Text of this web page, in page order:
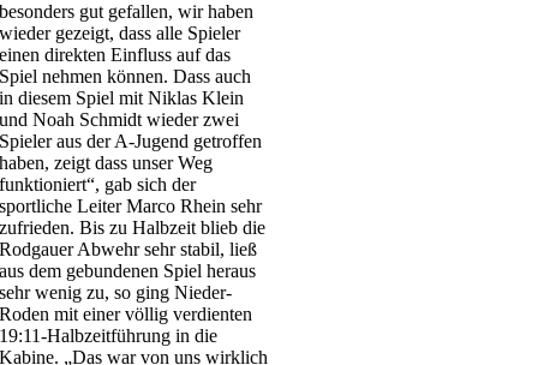
besonders gut gefallen, wir haben
wieder gezeigt, dass alle Spieler
einen direkten Einfluss auf das
Spiel nehmen können. Dass auch
in diesem Spiel mit Niklas Klein
und Noah Schmidt wieder zwei
Spieler aus der A-Jugend getroffen
haben, zeigt dass unser Weg
funktioniert“, gab sich der
sportliche Leiter Marco Rhein sehr
zufrieden. Bis zu Halbzeit blieb die
Rodgauer Abwehr sehr stabil, ließ
aus dem gebundenen Spiel heraus
sehr wenig zu, so ging Nieder-
Roden mit einer völlig verdienten
19:11-Halbzeitführung in die
Kabine. „Das war von uns wirklich